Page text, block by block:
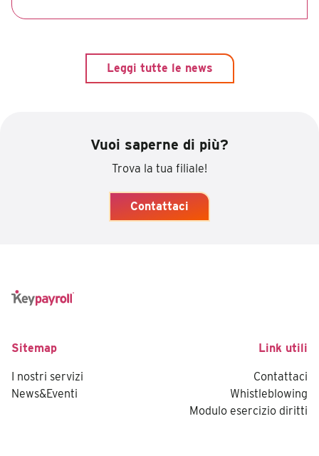
Leggi tutte le news
Vuoi saperne di più?
Trova la tua filiale!
Contattaci
Sitemap
I nostri servizi
News&Eventi
Link utili
Contattaci
Whistleblowing
Modulo esercizio diritti